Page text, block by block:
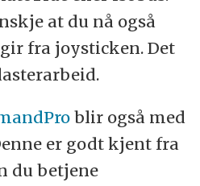
at du nå også
fra joysticken. Det
blir også med
er godt kjent fra
du betjene